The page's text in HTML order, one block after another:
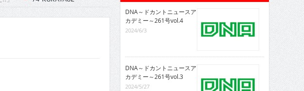
DNA～ドカントニュースア
カデミー～261号vol.4
2024/6/3
DNA～ドカントニュースア
カデミー～261号vol.3
2024/5/27